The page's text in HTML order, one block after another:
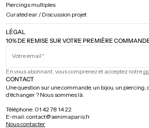
10% DE REMISE SUR VOTRE PREMIÈRE
Votre email
En vous abonnant, vous comprenez et acceptez notre
Piercings multiples
Curated ear / Discussion projet
LÉGAL
CONTACT
Une question sur une commande, un bijou, un piercing,
d'échanger ? Nous sommes là.
Téléphone: 01 42 78 14 22
E-mail: contact@aenimaparis.fr
Nous contacter